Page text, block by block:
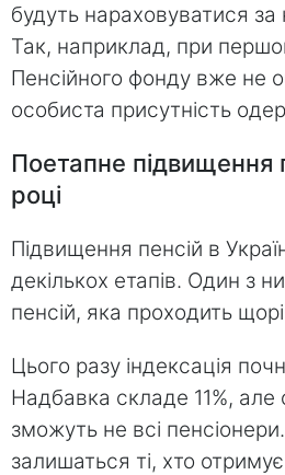
будуть нараховуватися
Так, наприклад, при
Пенсійного фонду вже не
особиста присутність
Поетапне підвищення
році
Підвищення пенсій в
декількох етапів. Один з
пенсій, яка проходить
Цього разу індексація
Надбавка складе 11%, але
зможуть не всі
залишаться ті, хто